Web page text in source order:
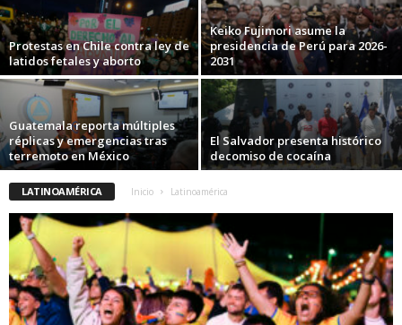
Protestas en Chile contra ley de
latidos fetales y aborto
Keiko Fujimori asume la
presidencia de Perú para 2026-
2031
Guatemala reporta múltiples
réplicas y emergencias tras
terremoto en México
El Salvador presenta histórico
decomiso de cocaína
LATINOAMÉRICA Inicio Latinoamérica